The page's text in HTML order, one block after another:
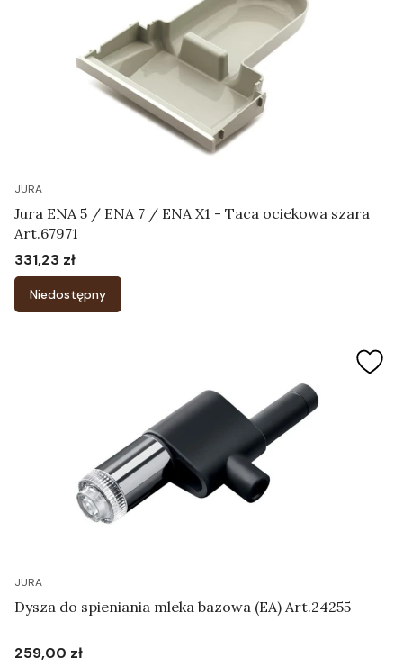
JURA
Jura ENA 5 / ENA 7 / ENA X1 - Taca ociekowa szara
Art.67971
Cena
331,23 zł
Niedostępny
JURA
Dysza do spieniania mleka bazowa (EA) Art.24255
Cena
259,00 zł